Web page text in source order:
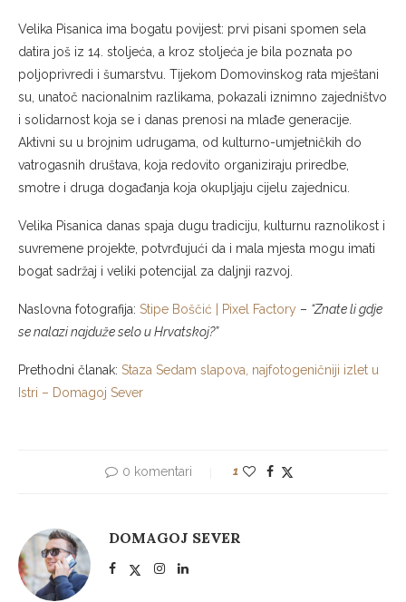
Velika Pisanica ima bogatu povijest: prvi pisani spomen sela
datira još iz 14. stoljeća, a kroz stoljeća je bila poznata po
poljoprivredi i šumarstvu. Tijekom Domovinskog rata mještani
su, unatoč nacionalnim razlikama, pokazali iznimno zajedništvo
i solidarnost koja se i danas prenosi na mlađe generacije.
Aktivni su u brojnim udrugama, od kulturno-umjetničkih do
vatrogasnih društava, koja redovito organiziraju priredbe,
smotre i druga događanja koja okupljaju cijelu zajednicu.
Velika Pisanica danas spaja dugu tradiciju, kulturnu raznolikost i
suvremene projekte, potvrđujući da i mala mjesta mogu imati
bogat sadržaj i veliki potencijal za daljnji razvoj.
Naslovna fotografija: Stipe Boščić | Pixel Factory – “Znate li gdje
se nalazi najduže selo u Hrvatskoj?”
Prethodni članak: Staza Sedam slapova, najfotogeničniji izlet u
Istri – Domagoj Sever
0 komentari 1
DOMAGOJ SEVER